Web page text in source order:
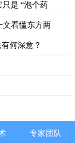
是 “泡个药
文看懂东方两
何深意？
专家团队